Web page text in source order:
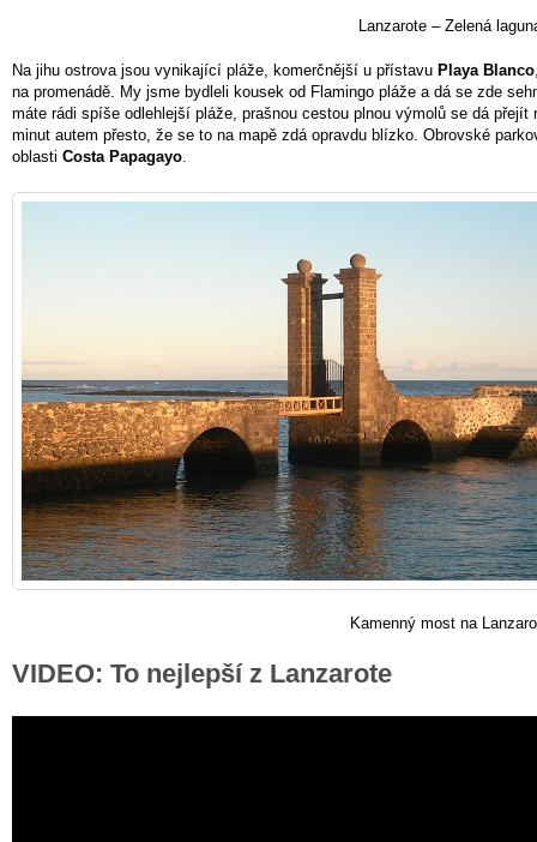
Lanzarote – Zelená
Na jihu ostrova jsou vynikající pláže, komerčnější u přístavu Playa Blanco
na promenádě. My jsme bydleli kousek od Flamingo pláže a dá se zde
máte rádi spíše odlehlejší pláže, prašnou cestou plnou výmolů se dá přejít
minut autem přesto, že se to na mapě zdá opravdu blízko. Obrovské
oblasti Costa Papagayo.
Kamenný most na
VIDEO: To nejlepší z Lanzarote